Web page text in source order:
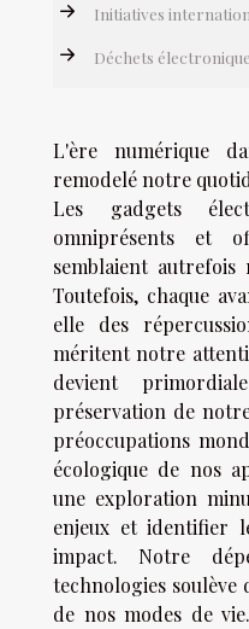
Initiatives
Déchets
L'ère numérique
remodelé notre
Les gadgets
omniprésents et
semblaient
Toutefois, chaque
elle des
méritent notre
devient
préservation de
préoccupations
écologique de nos
une exploration
enjeux et identifier
impact. Notre
technologies soulève
de nos modes de